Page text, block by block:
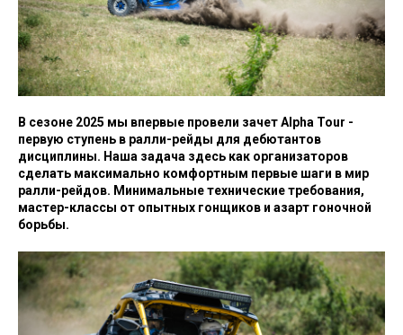
В сезоне 2025 мы впервые провели зачет Alpha Tour -
первую ступень в ралли-рейды для дебютантов
дисциплины. Наша задача здесь как организаторов
сделать максимально комфортным первые шаги в мир
ралли-рейдов. Минимальные технические требования,
мастер-классы от опытных гонщиков и азарт гоночной
борьбы.